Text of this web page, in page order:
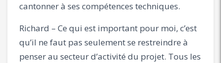
cantonner à ses compétences techniques.
Richard – Ce qui est important pour moi, c’est
qu’il ne faut pas seulement se restreindre à
penser au secteur d’activité du projet. Tous les